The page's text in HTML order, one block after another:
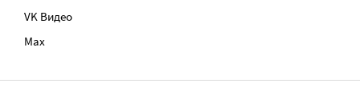
VK Видео
Max